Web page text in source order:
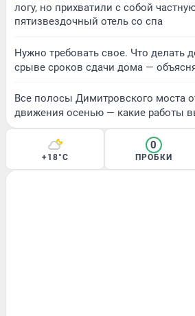
логу, но прихватили с собой
пятизвездочный отель со спа
Нужно требовать свое. Что делать
срыве сроков сдачи дома —
Все полосы Димитровского моста
движения осенью — какие работы
+18°C
0
ПРОБКИ